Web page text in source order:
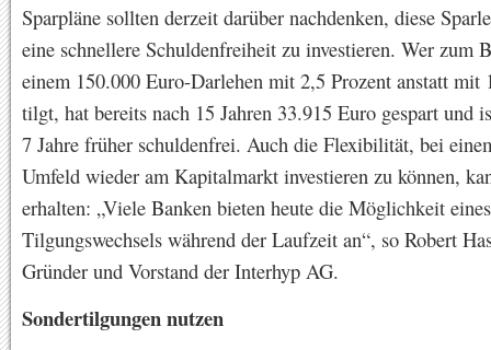
Sparpläne sollten derzeit darüber nachdenken, diese
eine schnellere Schuldenfreiheit zu investieren. Wer zum
einem 150.000 Euro-Darlehen mit 2,5 Prozent anstatt mit
tilgt, hat bereits nach 15 Jahren 33.915 Euro gespart und
7 Jahre früher schuldenfrei. Auch die Flexibilität, bei
Umfeld wieder am Kapitalmarkt investieren zu können,
erhalten: „Viele Banken bieten heute die Möglichkeit
Tilgungswechsels während der Laufzeit an“, so Robert
Gründer und Vorstand der Interhyp AG.
Sondertilgungen nutzen